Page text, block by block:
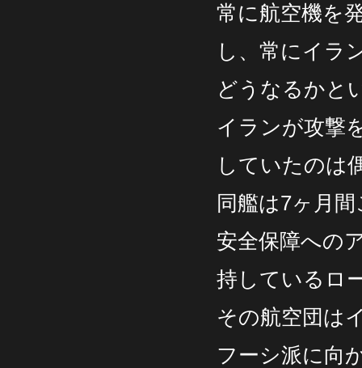
常に航空機を
し、常にイラ
どうなるかと
イランが攻撃
していたのは
同艦は7ヶ月
安全保障への
持しているロ
その航空団は
フーシ派に向